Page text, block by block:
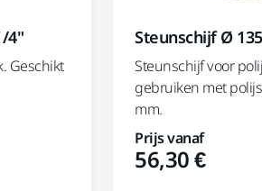
4"
Geschikt
Steunschijf Ø
Steunschijf voor
gebruiken met
mm.
Prijs vanaf
56,30 €